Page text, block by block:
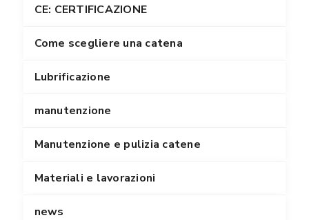
CE: CERTIFICAZIONE
Come scegliere una catena
Lubrificazione
manutenzione
Manutenzione e pulizia catene
Materiali e lavorazioni
news